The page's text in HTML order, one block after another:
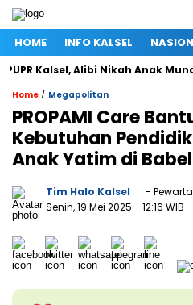
HOME INFO KALSEL
Kalsel, Alibi Nikah Anak Muncul
Home / Megapolitan
PROPAMI Care
Kebutuhan
Anak Yatim di
Tim Halo Kalsel
- Pewarta
Senin, 19 Mei 2025 - 12:16 WIB